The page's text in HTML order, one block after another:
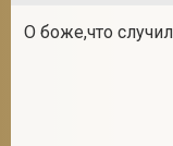
О боже,что